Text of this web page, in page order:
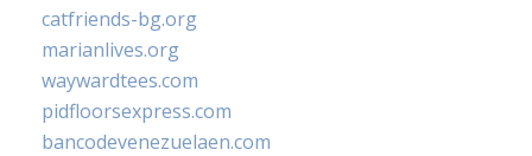
catfriends-bg.org
marianlives.org
waywardtees.com
pidfloorsexpress.com
bancodevenezuelaen.com